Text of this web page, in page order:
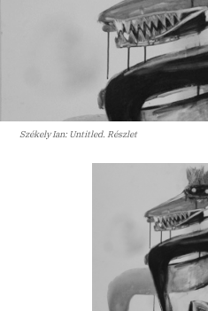
Székely Ian: Untitled. Részlet